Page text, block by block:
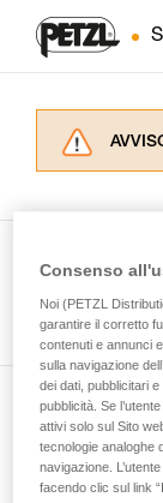
La
Iscriviti
e rimani
Consenso
Noi (PETZL
garantire il corretto
contenuti e annunci
sulla navigazione
dei dati, pubblicitari
pubblicità. Se
attivi solo sul Sito
tecnologie analoghe
navigazione.
facendo clic sul link